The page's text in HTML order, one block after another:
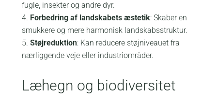
fugle, insekter og andre dyr.
Forbedring af landskabets æstetik: Skaber en
smukkere og mere harmonisk landskabsstruktur.
Støjreduktion: Kan reducere støjniveauet fra
nærliggende veje eller industriområder.
Læhegn og biodiversitet